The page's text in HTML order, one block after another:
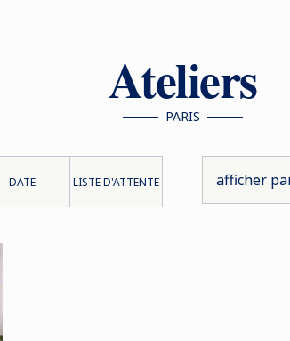
Ateliers
PARIS
DATE LISTE D'ATTENTE